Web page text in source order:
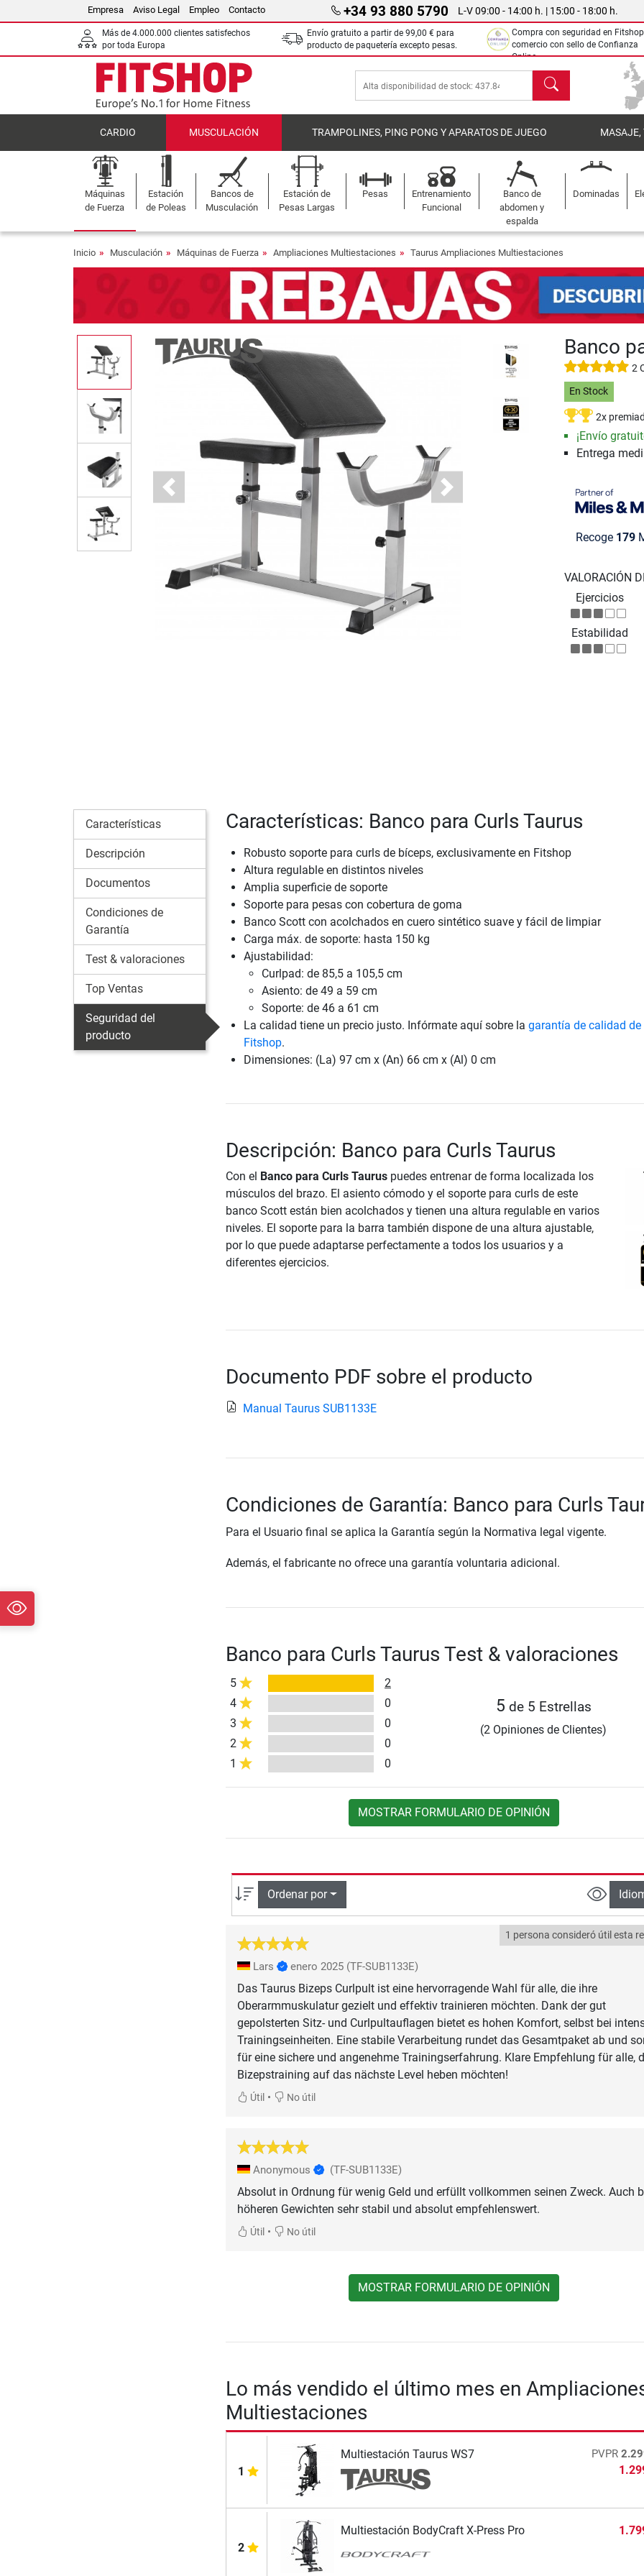
Empresa Aviso Legal Empleo Contacto +34 93 880 5790 L-V 09:00 - 14:00 h. | 15:00 - 18:00 h.
Más de 4.000.000 clientes satisfechos
por toda Europa
Envío gratuito a partir de 99,00 € para
producto de paquetería excepto pesas.
Compra con seguridad en
comercio con sello de Confianza
Online.
Buscar
CARDIO MUSCULACIÓN TRAMPOLINES, PING PONG Y APARATOS DE JUEGO MASAJE,
Máquinas
de Fuerza
Estación
de Poleas
Bancos de
Musculación
Estación de
Pesas Largas
Pesas
Entrenamiento
Funcional
Banco de
abdomen y
espalda
Dominadas
Inicio Musculación Máquinas de Fuerza Ampliaciones Multiestaciones Taurus Ampliaciones Multiestaciones
Previous Next
Banco
2
En Stock
2x
¡Envío
Entrega
Recoge 179
VALORACIÓN
Ejercicios
Estabilidad
Características
Descripción
Documentos
Condiciones de
Garantía
Test & valoraciones
Top Ventas
Seguridad del
producto
Características: Banco para Curls Taurus
Robusto soporte para curls de bíceps, exclusivamente en Fitshop
Altura regulable en distintos niveles
Amplia superficie de soporte
Soporte para pesas con cobertura de goma
Banco Scott con acolchados en cuero sintético suave y fácil de limpiar
Carga máx. de soporte: hasta 150 kg
Ajustabilidad:
Curlpad: de 85,5 a 105,5 cm
Asiento: de 49 a 59 cm
Soporte: de 46 a 61 cm
La calidad tiene un precio justo. Infórmate aquí sobre la garantía de calidad de
Fitshop.
Dimensiones: (La) 97 cm x (An) 66 cm x (Al) 0 cm
Descripción: Banco para Curls Taurus
Con el Banco para Curls Tauruspuedes entrenar de forma localizada los
músculos del brazo. El asiento cómodo y el soporte para curls de este
banco Scott están bien acolchados y tienen una altura regulable en varios
niveles. El soporte para la barra también dispone de una altura ajustable,
por lo que puede adaptarse perfectamente a todos los usuarios y a
diferentes ejercicios.
Documento PDF sobre el producto
Manual Taurus SUB1133E
Condiciones de Garantía: Banco para Curls
Para el Usuario final se aplica la Garantía según la Normativa legal vigente.
Además, el fabricante no ofrece una garantía voluntaria adicional.
Banco para Curls Taurus Test & valoraciones
5
2
4
0
3
0
2
0
1
0
5 de 5 Estrellas
(2 Opiniones de Clientes)
MOSTRAR FORMULARIO DE OPINIÓN
Ordenar por
1 persona consideró útil esta
Lars enero 2025 (TF-SUB1133E)
Das Taurus Bizeps Curlpult ist eine hervorragende Wahl für alle, die ihre
Oberarmmuskulatur gezielt und effektiv trainieren möchten. Dank der gut
gepolsterten Sitz- und Curlpultauflagen bietet es hohen Komfort, selbst bei
Trainingseinheiten. Eine stabile Verarbeitung rundet das Gesamtpaket ab und
für eine sichere und angenehme Trainingserfahrung. Klare Empfehlung für alle,
Bizepstraining auf das nächste Level heben möchten!
Útil• No útil
Anonymous (TF-SUB1133E)
Absolut in Ordnung für wenig Geld und erfüllt vollkommen seinen Zweck. Auch
höheren Gewichten sehr stabil und absolut empfehlenswert.
Útil• No útil
MOSTRAR FORMULARIO DE OPINIÓN
Lo más vendido el último mes en
Multiestaciones
1
Multiestación Taurus WS7 PVPR
2
Multiestación BodyCraft X-Press Pro